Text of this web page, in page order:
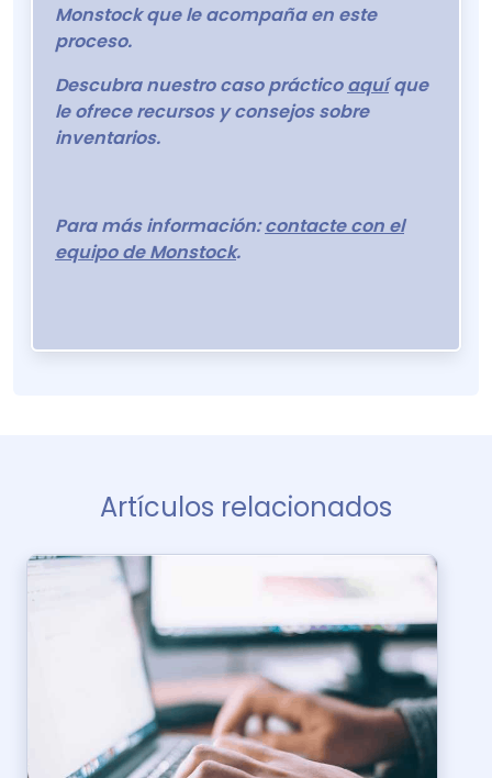
Monstock que le acompaña en este
proceso.
Descubra nuestro caso prácticoaquíque
le ofrece recursos y consejos sobre
inventarios.
Para más información:contacte con el
equipo de Monstock.
Artículos relacionados